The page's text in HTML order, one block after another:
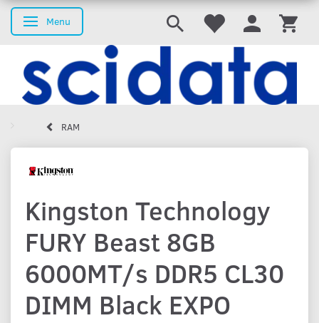
Skifte navigation
Menu
RAM
Kingston Technology
FURY Beast 8GB
6000MT/s DDR5 CL30
DIMM Black EXPO